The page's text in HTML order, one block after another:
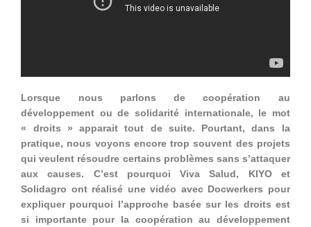
Lorsque nous parlons de coopération au
développement ou de solidarité internationale, le mot
« droits » apparait tout de suite. Pourtant, dans la
pratique, nous voyons encore trop souvent des projets
qui veulent résoudre certains problèmes sans s’attaquer
aux causes. C’est pourquoi Viva Salud, KIYO et
Solidagro ont réalisé une vidéo avec Docwerkers pour
expliquer pourquoi l’approche basée sur les droits est
si importante pour la coopération au développement